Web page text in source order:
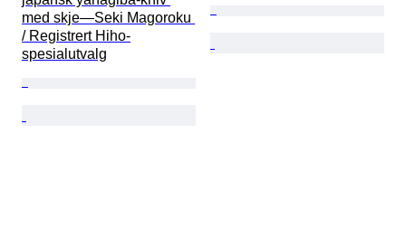
med skje—Seki Magoroku
/ Registrert Hiho-
spesialutvalg